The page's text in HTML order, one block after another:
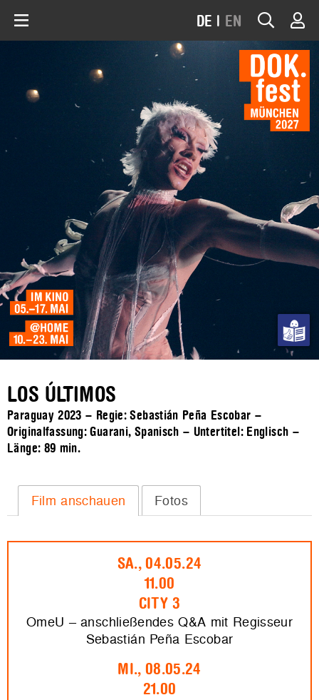
DE | EN
LOS ÚLTIMOS
Paraguay 2023 – Regie: Sebastián Peña Escobar –
Originalfassung: Guarani, Spanisch – Untertitel: Englisch –
Länge: 89 min.
Film anschauen Fotos
SA., 04.05.24
11.00
CITY 3
OmeU – anschließendes Q&A mit Regisseur
Sebastián Peña Escobar
MI., 08.05.24
21.00